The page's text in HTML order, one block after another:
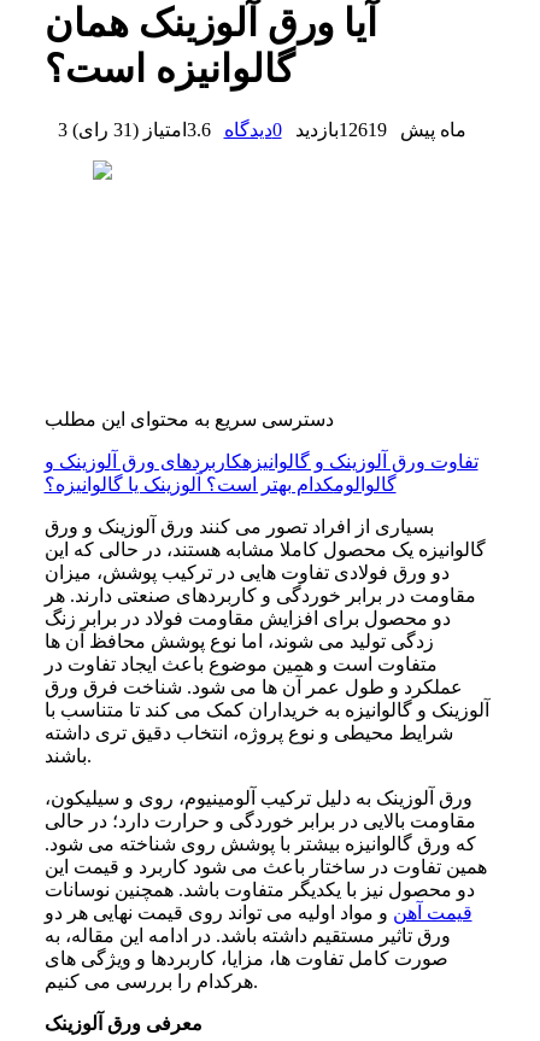
آیا ورق آلوزینک همان
گالوانیزه است؟
3 ماه پیش 12619بازدید 0دیدگاه 3.6 امتیاز (31 رای )
دسترسی سریع به محتوای این مطلب
تفاوت ورق آلوزینک و گالوانیزهکاربردهای ورق آلوزینک و
گالوالومکدام بهتر است؟ آلوزینک یا گالوانیزه؟
بسیاری از افراد تصور می کنند ورق آلوزینک و ورق
گالوانیزه یک محصول کاملا مشابه هستند، در حالی که این
دو ورق فولادی تفاوت هایی در ترکیب پوشش، میزان
مقاومت در برابر خوردگی و کاربردهای صنعتی دارند. هر
دو محصول برای افزایش مقاومت فولاد در برابر زنگ
زدگی تولید می شوند، اما نوع پوشش محافظ آن ها
متفاوت است و همین موضوع باعث ایجاد تفاوت در
عملکرد و طول عمر آن ها می شود. شناخت فرق ورق
آلوزینک و گالوانیزه به خریداران کمک می کند تا متناسب با
شرایط محیطی و نوع پروژه، انتخاب دقیق تری داشته
باشند.
ورق آلوزینک به دلیل ترکیب آلومینیوم، روی و سیلیکون،
مقاومت بالایی در برابر خوردگی و حرارت دارد؛ در حالی
که ورق گالوانیزه بیشتر با پوشش روی شناخته می شود.
همین تفاوت در ساختار باعث می شود کاربرد و قیمت این
دو محصول نیز با یکدیگر متفاوت باشد. همچنین نوسانات
قیمت آهن و مواد اولیه می تواند روی قیمت نهایی هر دو
ورق تاثیر مستقیم داشته باشد. در ادامه این مقاله، به
صورت کامل تفاوت ها، مزایا، کاربردها و ویژگی های
هرکدام را بررسی می کنیم.
معرفی ورق آلوزینک